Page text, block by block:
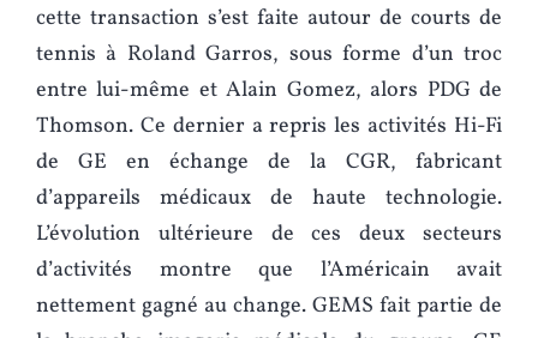
cette transaction s’est faite autour de courts de
tennis à Roland Garros, sous forme d’un troc
entre lui-même et Alain Gomez, alors PDG de
Thomson. Ce dernier a repris les activités Hi-Fi
de GE en échange de la CGR, fabricant
d’appareils médicaux de haute technologie.
L’évolution ultérieure de ces deux secteurs
d’activités montre que l’Américain avait
nettement gagné au change. GEMS fait partie de